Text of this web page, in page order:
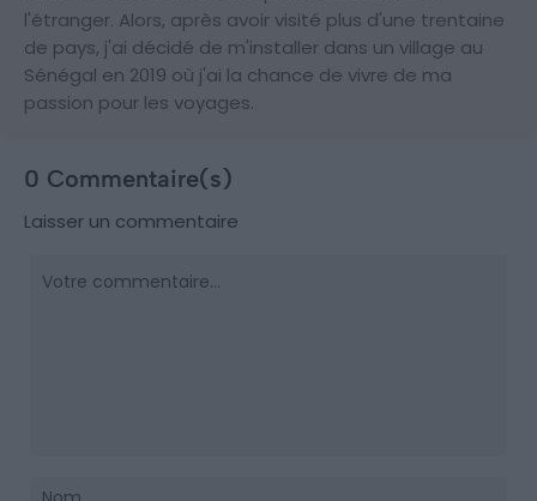
l'étranger. Alors, après avoir visité plus d'une trentaine
de pays, j'ai décidé de m'installer dans un village au
Sénégal en 2019 où j'ai la chance de vivre de ma
passion pour les voyages.
0 Commentaire(s)
Laisser un commentaire